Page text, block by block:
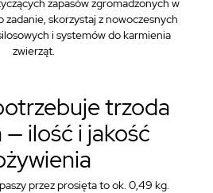
zapasów zgromadzonych w
zadanie, skorzystaj z nowoczesnych
i systemów do karmienia
zwierząt.
trzoda
ilość i jakość
przez prosięta to ok. 0,49 kg.